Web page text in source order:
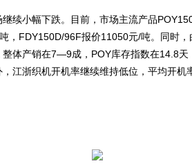
小幅下跌。目前，市场主流产品
，FDY150D/96F报价11050元/吨。同时
体产销在7—9成，POY库存指数在14.8天
江浙织机开机率继续维持低位，平均开机